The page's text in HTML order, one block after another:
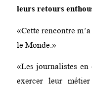
leurs retours
«Cette rencontre
le Monde.»
«Les journalistes
exercer leur